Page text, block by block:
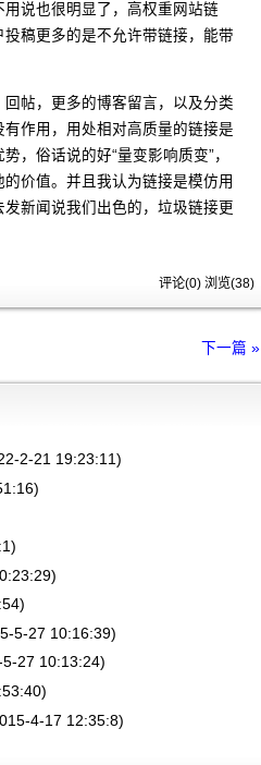
说也很明显了，高权重网站链
稿更多的是不允许带链接，能带
帖，更多的博客留言，以及分类
作用，用处相对高质量的链接是
，俗话说的好“量变影响质变”，
价值。并且我认为链接是模仿用
新闻说我们出色的，垃圾链接更
评论(0) 浏览(38)
下一篇 »
2-21 19:23:11)
5-27 10:16:39)
27 10:13:24)
4-17 12:35:8)